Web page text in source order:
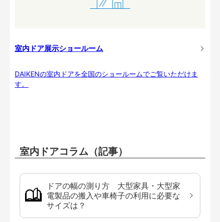
室内ドア展示ショールーム
DAIKENの室内ドアを全国のショールームでご覧いただけま
す。
室内ドアコラム（記事）
ドアの幅の測り方 大型家具・大型家
電製品の搬入や車椅子の利用に必要な
サイズは？